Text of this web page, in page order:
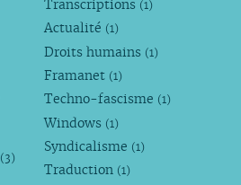
(3)
Transcriptions (1)
Actualité (1)
Droits humains (1)
Framanet (1)
Techno-fascisme (1)
Windows (1)
Syndicalisme (1)
Traduction (1)